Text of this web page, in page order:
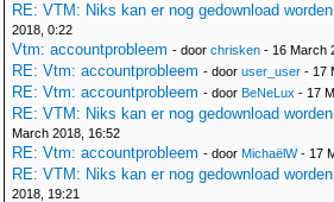
RE: VTM: Niks kan er nog gedownload worden
2018, 0:22
Vtm: accountprobleem - door chrisken - 16 March
RE: Vtm: accountprobleem - door user_user - 17
RE: Vtm: accountprobleem - door BeNeLux - 17
RE: VTM: Niks kan er nog gedownload worden
March 2018, 16:52
RE: Vtm: accountprobleem - door MichaëlW- 17
RE: VTM: Niks kan er nog gedownload worden
2018, 19:21